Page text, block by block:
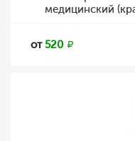
медицинский
от520